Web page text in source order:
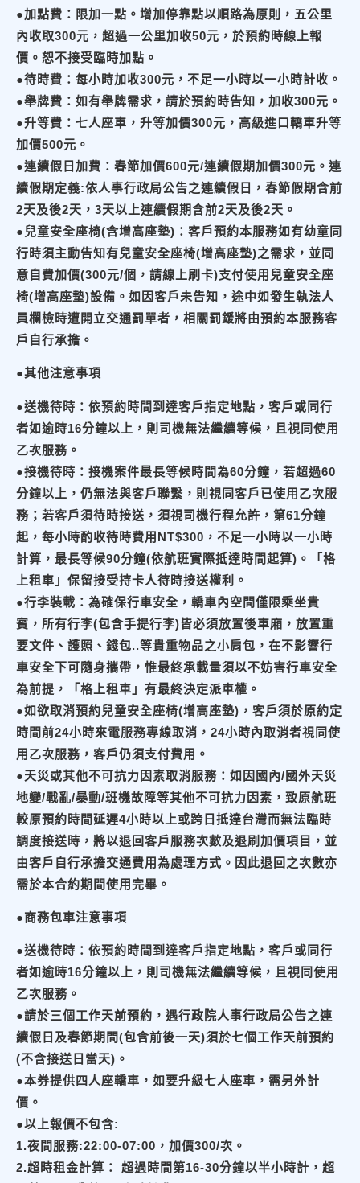
●加點費：限加一點。增加停靠點以順路為原則，五公里
內收取300元，超過一公里加收50元，於預約時線上報
價。恕不接受臨時加點。
●待時費：每小時加收300元，不足一小時以一小時計收。
●舉牌費：如有舉牌需求，請於預約時告知，加收300元。
●升等費：七人座車，升等加價300元，高級進口轎車升等
加價500元。
●連續假日加費：春節加價600元/連續假期加價300元。連
續假期定義:依人事行政局公告之連續假日，春節假期含前
2天及後2天，3天以上連續假期含前2天及後2天。
●兒童安全座椅(含增高座墊)：客戶預約本服務如有幼童同
行時須主動告知有兒童安全座椅(增高座墊)之需求，並同
意自費加價(300元/個，請線上刷卡)支付使用兒童安全座
椅(增高座墊)設備。如因客戶未告知，途中如發生執法人
員欄檢時遭開立交通罰單者，相關罰鍰將由預約本服務客
戶自行承擔。
●其他注意事項
●送機待時：依預約時間到達客戶指定地點，客戶或同行
者如逾時16分鐘以上，則司機無法繼續等候，且視同使用
乙次服務。
●接機待時：接機案件最長等候時間為60分鐘，若超過60
分鐘以上，仍無法與客戶聯繫，則視同客戶已使用乙次服
務；若客戶須待時接送，須視司機行程允許，第61分鐘
起，每小時酌收待時費用NT$300，不足一小時以一小時
計算，最長等候90分鐘(依航班實際抵達時間起算)。「格
上租車」保留接受持卡人待時接送權利。
●行李裝載：為確保行車安全，轎車內空間僅限乘坐貴
賓，所有行李(包含手提行李)皆必須放置後車廂，放置重
要文件、護照、錢包..等貴重物品之小肩包，在不影響行
車安全下可隨身攜帶，惟最終承載量須以不妨害行車安全
為前提，「格上租車」有最終決定派車權。
●如欲取消預約兒童安全座椅(增高座墊)，客戶須於原約定
時間前24小時來電服務專線取消，24小時內取消者視同使
用乙次服務，客戶仍須支付費用。
●天災或其他不可抗力因素取消服務：如因國內/國外天災
地變/戰亂/暴動/班機故障等其他不可抗力因素，致原航班
較原預約時間延遲4小時以上或跨日抵達台灣而無法臨時
調度接送時，將以退回客戶服務次數及退刷加價項目，並
由客戶自行承擔交通費用為處理方式。因此退回之次數亦
需於本合約期間使用完畢。
●商務包車注意事項
●送機待時：依預約時間到達客戶指定地點，客戶或同行
者如逾時16分鐘以上，則司機無法繼續等候，且視同使用
乙次服務。
●請於三個工作天前預約，遇行政院人事行政局公告之連
續假日及春節期間(包含前後一天)須於七個工作天前預約
(不含接送日當天)。
●本券提供四人座轎車，如要升級七人座車，需另外計
價。
●以上報價不包含:
1.夜間服務:22:00-07:00，加價300/次。
2.超時租金計算： 超過時間第16-30分鐘以半小時計，超